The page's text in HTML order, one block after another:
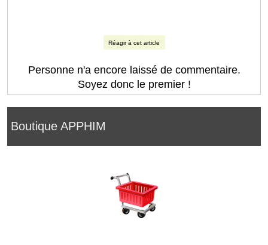
Boutique APPHIM
Réagir à cet article
Personne n'a encore laissé de commentaire.
Soyez donc le premier !